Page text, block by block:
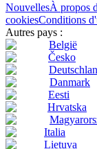
NouvellesÀ propos
cookiesConditions
Autres pays :
België
Česko
Danmark
Eesti
Hrvatska
Italia
Lietuva